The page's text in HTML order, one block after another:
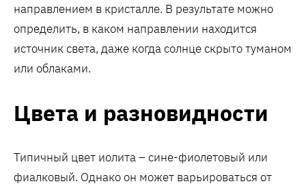
направлением в кристалле. В результате можно
определить, в каком направлении находится
источник света, даже когда солнце скрыто туманом
или облаками.
Цвета и разновидности
Типичный цвет иолита – сине-фиолетовый или
фиалковый. Однако он может варьироваться от